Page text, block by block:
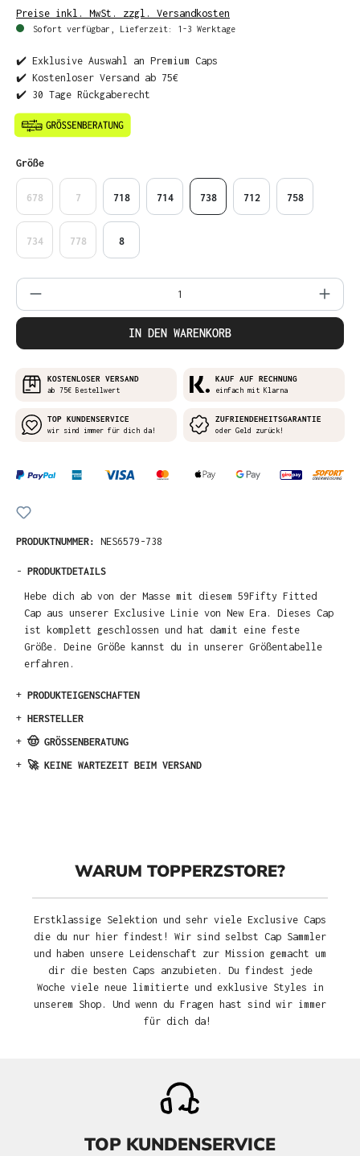
Preise inkl. MwSt. zzgl. Versandkosten
Sofort verfügbar, Lieferzeit: 1-3 Werktage
✔️ Exklusive Auswahl an Premium Caps
✔️ Kostenloser Versand ab 75€
✔️ 30 Tage Rückgaberecht
Größeauswählen
678 7 718 714 738 712 758
734 778 8
Produkt Anzahl: Gib den gewünschten
IN DEN WARENKORB
KOSTENLOSER VERSAND
ab 75€ Bestellwert
KAUF AUF RECHNUNG
einfach mit Klarna
TOP KUNDENSERVICE
wir sind immer für dich da!
ZUFRIENDEHEITSGARANTIE
oder Geld zurück!
PRODUKTNUMMER: NES6579-738
- PRODUKTDETAILS
Hebe dich ab von der Masse mit diesem 59Fifty Fitted
Cap aus unserer Exclusive Linie von New Era. Dieses Cap
ist komplett geschlossen und hat damit eine feste
Größe. Deine Größe kannst du in unserer Größentabelle
erfahren.
+ PRODUKTEIGENSCHAFTEN
+ HERSTELLER
+ 🤠 GRÖSSENBERATUNG
+ 🚀 KEINE WARTEZEIT BEIM VERSAND
WARUM TOPPERZSTORE?
Erstklassige Selektion und sehr viele Exclusive Caps
die du nur hier findest! Wir sind selbst Cap Sammler
und haben unsere Leidenschaft zur Mission gemacht um
dir die besten Caps anzubieten. Du findest jede
Woche viele neue limitierte und exklusive Styles in
unserem Shop. Und wenn du Fragen hast sind wir immer
für dich da!
TOP KUNDENSERVICE